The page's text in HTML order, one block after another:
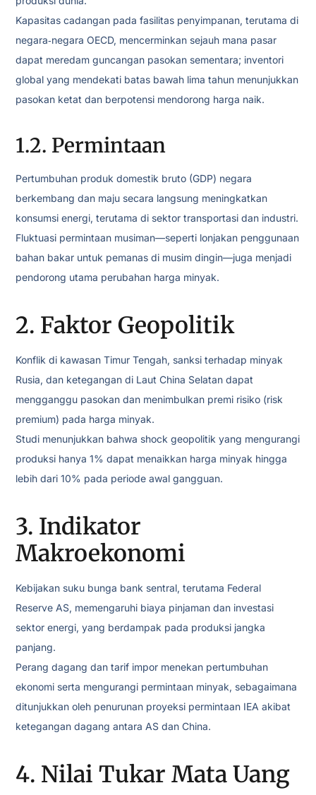
Kapasitas cadangan pada fasilitas penyimpanan, terutama di
negara‑negara OECD, mencerminkan sejauh mana pasar
dapat meredam guncangan pasokan sementara; inventori
global yang mendekati batas bawah lima tahun menunjukkan
pasokan ketat dan berpotensi mendorong harga naik.
1.2. Permintaan
Pertumbuhan produk domestik bruto (GDP) negara
berkembang dan maju secara langsung meningkatkan
konsumsi energi, terutama di sektor transportasi dan industri.
Fluktuasi permintaan musiman—seperti lonjakan penggunaan
bahan bakar untuk pemanas di musim dingin—juga menjadi
pendorong utama perubahan harga minyak.
2. Faktor Geopolitik
Konflik di kawasan Timur Tengah, sanksi terhadap minyak
Rusia, dan ketegangan di Laut China Selatan dapat
mengganggu pasokan dan menimbulkan premi risiko (risk
premium) pada harga minyak.
Studi menunjukkan bahwa shock geopolitik yang mengurangi
produksi hanya 1% dapat menaikkan harga minyak hingga
lebih dari 10% pada periode awal gangguan.
3. Indikator
Makroekonomi
Kebijakan suku bunga bank sentral, terutama Federal
Reserve AS, memengaruhi biaya pinjaman dan investasi
sektor energi, yang berdampak pada produksi jangka
panjang.
Perang dagang dan tarif impor menekan pertumbuhan
ekonomi serta mengurangi permintaan minyak, sebagaimana
ditunjukkan oleh penurunan proyeksi permintaan IEA akibat
ketegangan dagang antara AS dan China.
4. Nilai Tukar Mata Uang